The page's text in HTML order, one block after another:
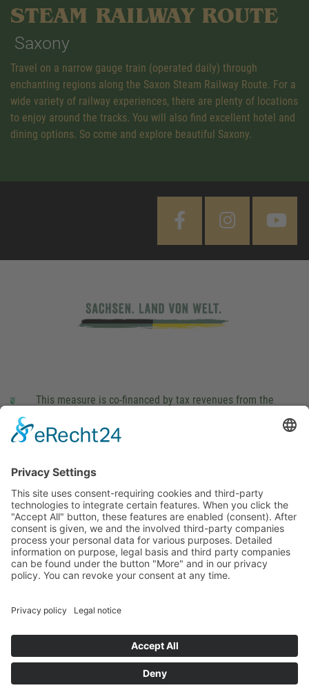
STEAM RAILWAY ROUTE
Saxony
Travel on a narrow gauge train (operated daily) through
enchanting regions along the Saxon Steam Railway Route. For a
wide variety of railway experiences, there are plenty of locations
to enjoy around the tracks. You will also find excellent hotel and
dining options. So come and explore beautiful Saxony.
This measure is co-financed by tax revenues from the
Landtag (parliament).
This site uses consent-requiring cookies and third-party
technologies to integrate certain features. When you click the
"Accept All" button, these features are enabled (consent).
After consent is given, we and the involved third-party
companies process your personal data for various purposes.
companies can be found under the button "More" and in our
DENY ACCEPT MORE